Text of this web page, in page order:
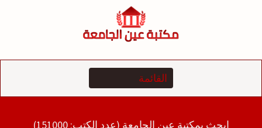
إبحث بمكتبة عين الجامعة (عدد الكتب: 151000)